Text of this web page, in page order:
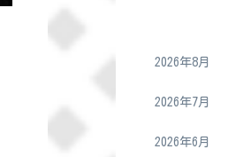
2026年8月
2026年7月
2026年6月